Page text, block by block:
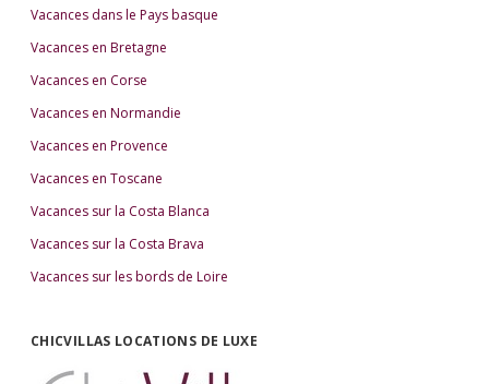
Vacances dans le Pays basque
Vacances en Bretagne
Vacances en Corse
Vacances en Normandie
Vacances en Provence
Vacances en Toscane
Vacances sur la Costa Blanca
Vacances sur la Costa Brava
Vacances sur les bords de Loire
CHICVILLAS LOCATIONS DE LUXE